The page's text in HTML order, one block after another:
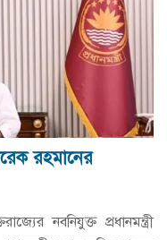
রহমানের
নবনিযুক্ত প্রধানমন্ত্রী